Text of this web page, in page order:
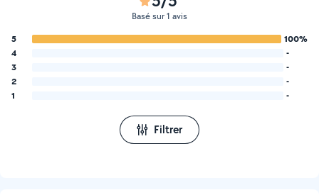
Basé sur 1 avis
5
100%
4
-
3
-
2
-
1
-
Filtrer